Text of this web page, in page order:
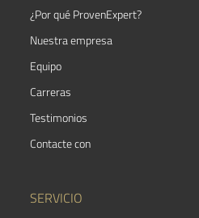
¿Por qué ProvenExpert?
Nuestra empresa
Equipo
Carreras
Testimonios
Contacte con
SERVICIO